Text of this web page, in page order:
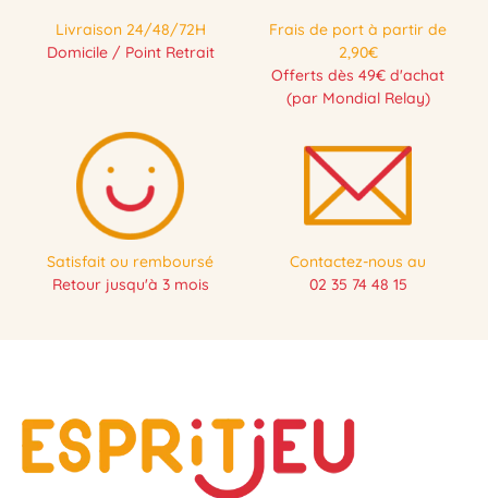
Livraison 24/48/72H
Domicile / Point Retrait
Frais de port à partir de
2,90€
Offerts dès 49€ d'achat
(par Mondial Relay)
Satisfait ou remboursé
Retour jusqu'à 3 mois
Contactez-nous au
02 35 74 48 15